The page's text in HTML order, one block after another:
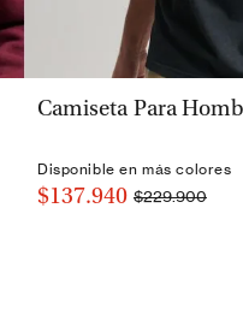
VISTA
Camiseta Para
Disponible en más colores
$137.940 $229.900